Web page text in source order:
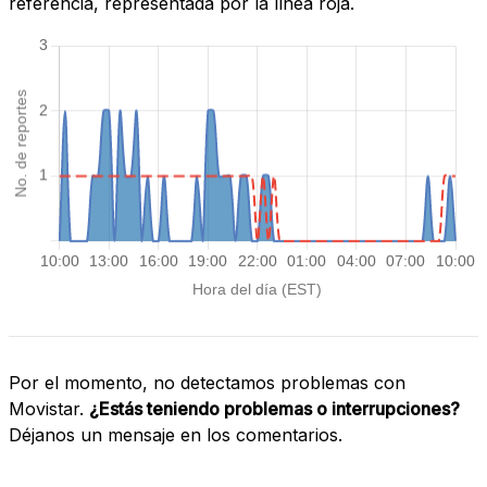
Por el momento, no detectamos problemas con
Movistar. ¿Estás teniendo problemas o interrupciones?
Déjanos un mensaje en los comentarios.